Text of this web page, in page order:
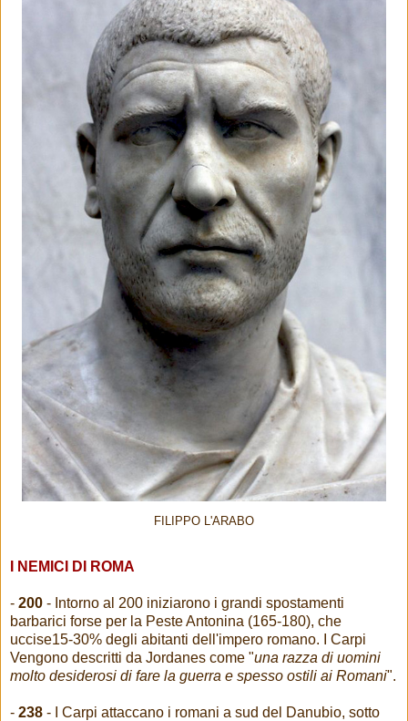
FILIPPO L'ARABO
I NEMICI DI ROMA
- 200 - Intorno al 200 iniziarono i grandi spostamenti
barbarici forse per la Peste Antonina (165-180), che
uccise15-30% degli abitanti dell'impero romano. I Carpi
Vengono descritti da Jordanes come "una razza di uomini
molto desiderosi di fare la guerra e spesso ostili ai Romani".
- 238 - I Carpi attaccano i romani a sud del Danubio, sotto